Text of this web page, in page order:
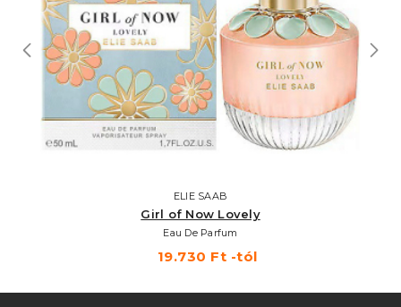
ELIE SAAB
Girl of Now Lovely
Eau De Parfum
19.730 Ft -tól